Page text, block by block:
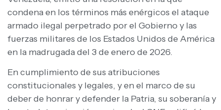
condena en los términos más enérgicos el ataque
armado ilegal perpetrado por el Gobierno y las
fuerzas militares de los Estados Unidos de América
en la madrugada del 3 de enero de 2026.
En cumplimiento de sus atribuciones
constitucionales y legales, y en el marco de su
deber de honrar y defender la Patria, su soberanía y